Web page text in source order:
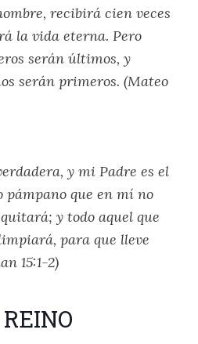
recibirá cien veces
la vida eterna. Pero
serán últimos, y
serán primeros. (Mateo
y mi Padre es el
pámpano que en mí no
y todo aquel que
para que lleve
15:1-2)